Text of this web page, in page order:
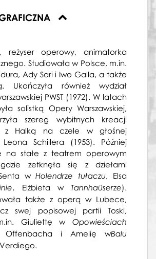
reżyser operowy, animatorka
Studiowała w Polsce, m.in.
Ady Sari i Iwo Galla, a także
Ukończyła również wydział
PWST (1972). W latach
solistką Opery Warszawskiej,
szereg wybitnych kreacji
z Halką na czele w głośnej
Leona Schillera (1953). Później
na stałe z teatrem operowym
zetknęła się z dziełami
wHolendrze tułaczu , Elsa
, Elżbieta w Tannhaüserze).
także z operą w Lubece,
swej popisowej partii Toski,
Giuliettę w Opowieściach
Offenbacha i Amelię wBalu
Verdiego.
Opera w
Państwowa Opera w
Państwowa Opera w
Państwowa Opera w
Opera w
Aida
Państwowa Opera w
Carmen
Państwowa Opera w
Opera w
Państwowa Opera w
dwór
Opera w